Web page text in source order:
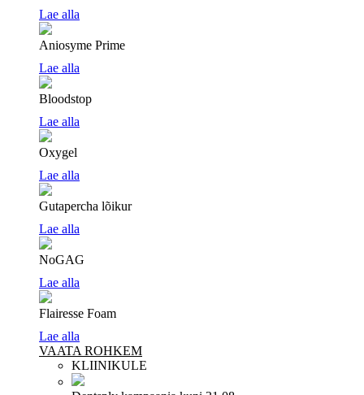
Lae alla
Aniosyme Prime
Lae alla
Bloodstop
Lae alla
Oxygel
Lae alla
Gutapercha lõikur
Lae alla
NoGAG
Lae alla
Flairesse Foam
Lae alla
VAATA ROHKEM
KLIINIKULE